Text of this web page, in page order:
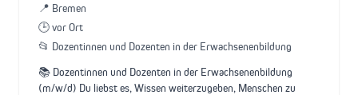
📍 Bremen
🕒 vor Ort
📂 Dozentinnen und Dozenten in der Erwachsenenbildung
📚 Dozentinnen und Dozenten in der Erwachsenenbildung
(m/w/d) Du liebst es, Wissen weiterzugeben, Menschen zu